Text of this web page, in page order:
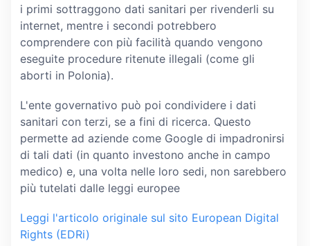
i primi sottraggono dati sanitari per rivenderli su
internet, mentre i secondi potrebbero
comprendere con più facilità quando vengono
eseguite procedure ritenute illegali (come gli
aborti in Polonia).
L'ente governativo può poi condividere i dati
sanitari con terzi, se a fini di ricerca. Questo
permette ad aziende come Google di impadronirsi
di tali dati (in quanto investono anche in campo
medico) e, una volta nelle loro sedi, non sarebbero
più tutelati dalle leggi europee
Leggi l'articolo originale sul sito European Digital
Rights (EDRi)